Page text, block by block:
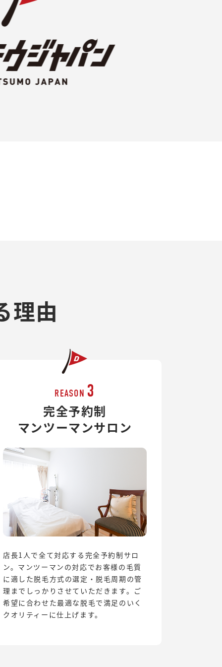
理由
REASON 3
完全予約制
マンツーマンサロン
店長1人で全て対応する完全予約制サロ
ン。マンツーマンの対応でお客様の毛質
に適した脱毛方式の選定・脱毛周期の管
理までしっかりさせていただきます。ご
希望に合わせた最適な脱毛で満足のいく
クオリティーに仕上げます。